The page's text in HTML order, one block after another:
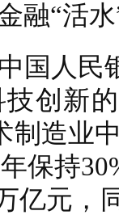
“活水
人民
创新
制造业
保持
亿元，